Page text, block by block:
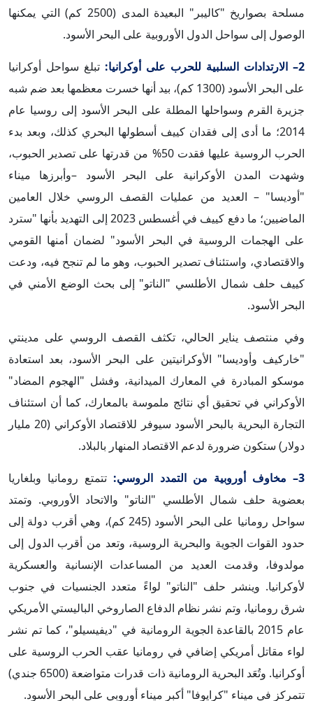
مسلحة بصواريخ "كاليبر" البعيدة المدى (2500 كم) التي يمكنها
الوصول إلى سواحل الدول الأوروبية على البحر الأسود.
2– الارتدادات السلبية للحرب على أوكرانيا:
تبلغ سواحل أوكرانيا
على البحر الأسود (1300 كم)، بيد أنها خسرت معظمها بعد ضم شبه
جزيرة القرم وسواحلها المطلة على البحر الأسود إلى روسيا عام
2014؛ ما أدى إلى فقدان كييف أسطولها البحري كذلك، وبعد بدء
الحرب الروسية عليها فقدت 50% من قدرتها على تصدير الحبوب،
وشهدت المدن الأوكرانية على البحر الأسود –وأبرزها ميناء
"أوديسا" – العديد من عمليات القصف الروسي خلال العامين
الماضيين؛ ما دفع كييف في أغسطس 2023 إلى التهديد بأنها "سترد
على الهجمات الروسية في البحر الأسود" لضمان أمنها القومي
والاقتصادي، واستئناف تصدير الحبوب، وهو ما لم تنجح فيه، ودعت
كييف حلف شمال الأطلسي "الناتو" إلى بحث الوضع الأمني في
البحر الأسود.
وفي منتصف يناير الحالي، تكثف القصف الروسي على مدينتي
"خاركيف وأوديسا" الأوكرانيتين على البحر الأسود، بعد استعادة
موسكو المبادرة في المعارك الميدانية، وفشل "الهجوم المضاد"
الأوكراني في تحقيق أي نتائج ملموسة بالمعارك، كما أن استئناف
التجارة البحرية بالبحر الأسود سيوفر للاقتصاد الأوكراني (20 مليار
دولار) ستكون ضرورة لدعم الاقتصاد المنهار بالبلاد.
3– مخاوف أوروبية من التمدد الروسي:
تتمتع رومانيا وبلغاريا
بعضوية حلف شمال الأطلسي "الناتو" والاتحاد الأوروبي. وتمتد
سواحل رومانيا على البحر الأسود (245 كم)، وهي أقرب دولة إلى
حدود القوات الجوية والبحرية الروسية، وتعد من أقرب الدول إلى
مولدوفا، وقدمت العديد من المساعدات الإنسانية والعسكرية
لأوكرانيا. وينشر حلف "الناتو" لواءً متعدد الجنسيات في جنوب
شرق رومانيا، وتم نشر نظام الدفاع الصاروخي الباليستي الأمريكي
عام 2015 بالقاعدة الجوية الرومانية في "ديفيسيلو"، كما تم نشر
لواء مقاتل أمريكي إضافي في رومانيا عقب الحرب الروسية على
أوكرانيا. وتُعَد البحرية الرومانية ذات قدرات متواضعة (6500 جندي)
تتمركز في ميناء "كرايوفا" أكبر ميناء أوروبي على البحر الأسود.